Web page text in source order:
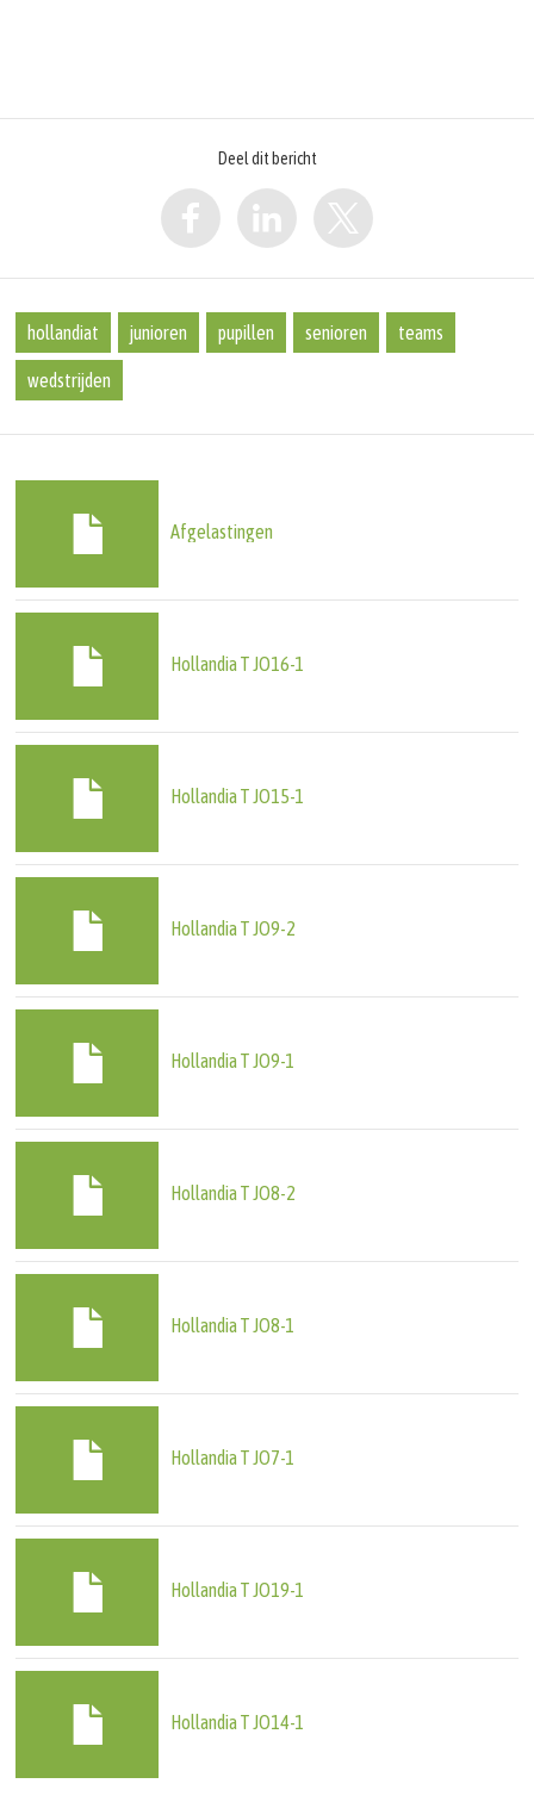
Deel dit bericht
hollandiat junioren pupillen senioren teams
wedstrijden
Afgelastingen
Hollandia T JO16-1
Hollandia T JO15-1
Hollandia T JO9-2
Hollandia T JO9-1
Hollandia T JO8-2
Hollandia T JO8-1
Hollandia T JO7-1
Hollandia T JO19-1
Hollandia T JO14-1